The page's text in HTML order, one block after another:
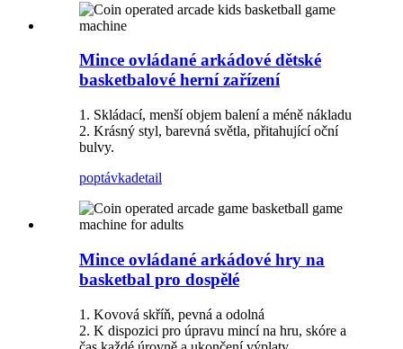
Mince ovládané arkádové dětské
basketbalové herní zařízení
1. Skládací, menší objem balení a méně nákladu
2. Krásný styl, barevná světla, přitahující oční
bulvy.
poptávkadetail
Mince ovládané arkádové hry na
basketbal pro dospělé
1. Kovová skříň, pevná a odolná
2. K dispozici pro úpravu mincí na hru, skóre a